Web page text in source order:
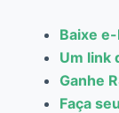
Baixe
Um link
Ganhe
Faça